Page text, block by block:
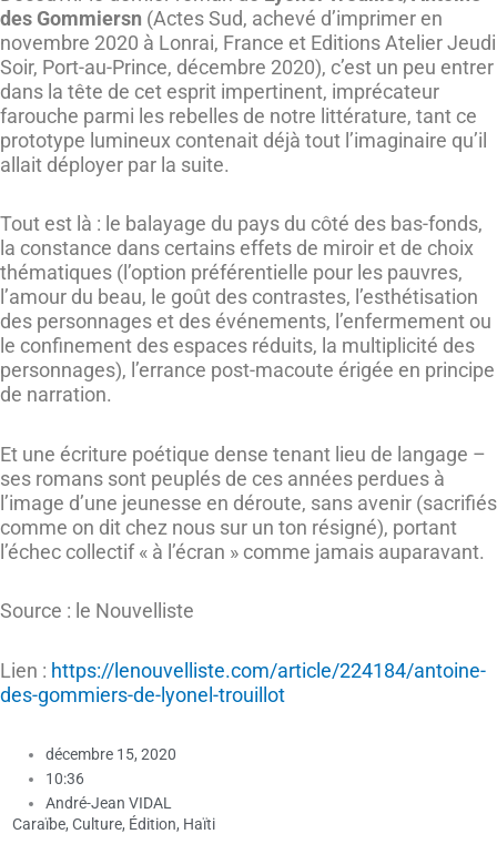
des Gommiersn (Actes Sud, achevé d’imprimer en
novembre 2020 à Lonrai, France et Editions Atelier Jeudi
Soir, Port-au-Prince, décembre 2020), c’est un peu entrer
dans la tête de cet esprit impertinent, imprécateur
farouche parmi les rebelles de notre littérature, tant ce
prototype lumineux contenait déjà tout l’imaginaire qu’il
allait déployer par la suite.
Tout est là : le balayage du pays du côté des bas-fonds,
la constance dans certains effets de miroir et de choix
thématiques (l’option préférentielle pour les pauvres,
l’amour du beau, le goût des contrastes, l’esthétisation
des personnages et des événements, l’enfermement ou
le confinement des espaces réduits, la multiplicité des
personnages), l’errance post-macoute érigée en principe
de narration.
Et une écriture poétique dense tenant lieu de langage –
ses romans sont peuplés de ces années perdues à
l’image d’une jeunesse en déroute, sans avenir (sacrifiés
comme on dit chez nous sur un ton résigné), portant
l’échec collectif « à l’écran » comme jamais auparavant.
Source : le Nouvelliste
Lien : https://lenouvelliste.com/article/224184/antoine-
des-gommiers-de-lyonel-trouillot
décembre 15, 2020
10:36
André-Jean VIDAL
Caraïbe, Culture, Édition, Haïti